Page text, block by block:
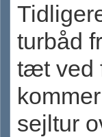
turbåd
tæt ved
sejltur